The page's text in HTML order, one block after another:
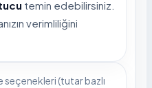
temin edebilirsiniz.
verimliliğini
(tutar bazlı